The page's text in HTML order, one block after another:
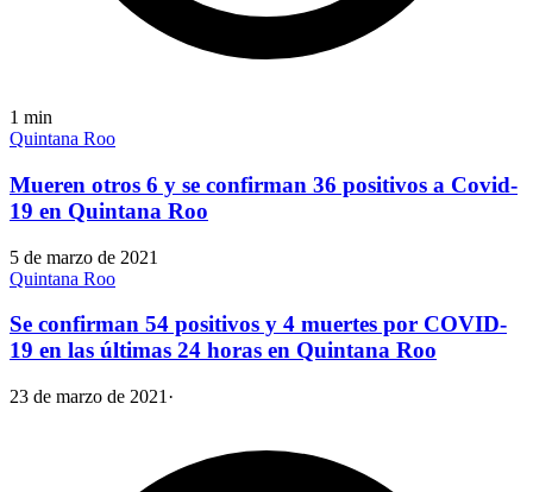
1 min
Quintana Roo
Mueren otros 6 y se confirman 36 positivos a Covid-
19 en Quintana Roo
5 de marzo de 2021
Quintana Roo
Se confirman 54 positivos y 4 muertes por COVID-
19 en las últimas 24 horas en Quintana Roo
23 de marzo de 2021 ·